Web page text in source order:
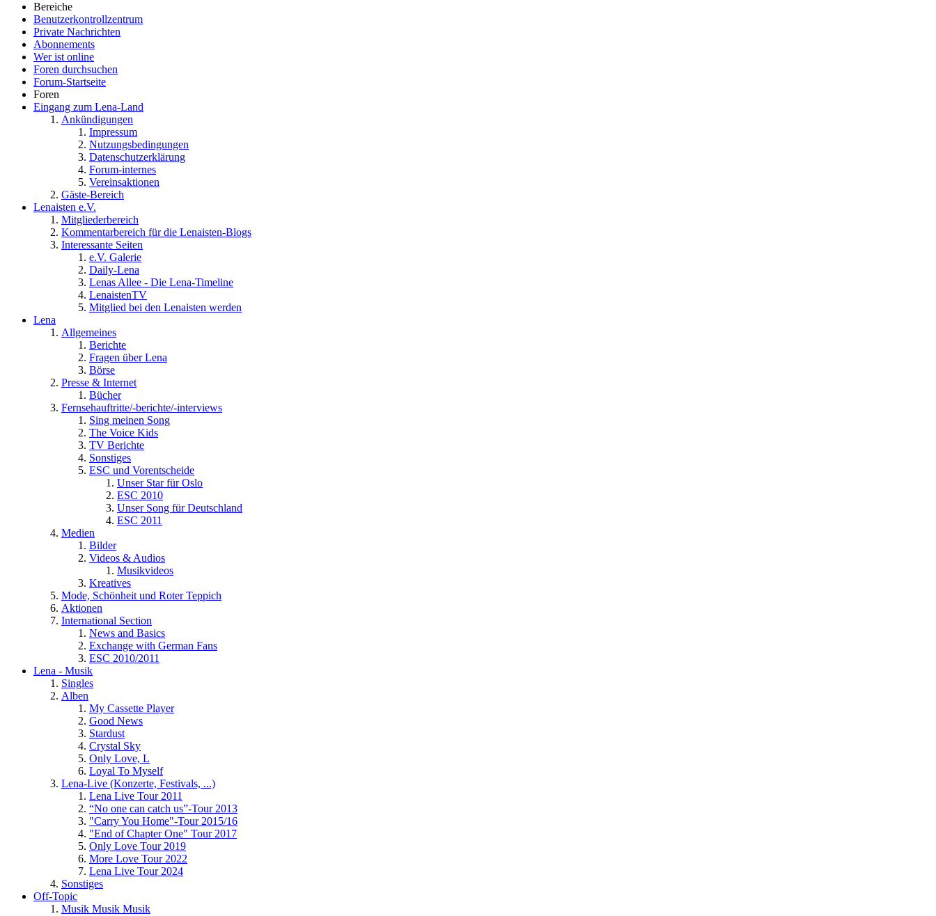
Bereiche
Benutzerkontrollzentrum
Private Nachrichten
Abonnements
Wer ist online
Foren durchsuchen
Forum-Startseite
Foren
Eingang zum Lena-Land
Ankündigungen
Impressum
Nutzungsbedingungen
Datenschutzerklärung
Forum-internes
Vereinsaktionen
Gäste-Bereich
Lenaisten e.V.
Mitgliederbereich
Kommentarbereich für die Lenaisten-Blogs
Interessante Seiten
e.V. Galerie
Daily-Lena
Lenas Allee - Die Lena-Timeline
LenaistenTV
Mitglied bei den Lenaisten werden
Lena
Allgemeines
Berichte
Fragen über Lena
Börse
Presse & Internet
Bücher
Fernsehauftritte/-berichte/-interviews
Sing meinen Song
The Voice Kids
TV Berichte
Sonstiges
ESC und Vorentscheide
Unser Star für Oslo
ESC 2010
Unser Song für Deutschland
ESC 2011
Medien
Bilder
Videos & Audios
Musikvideos
Kreatives
Mode, Schönheit und Roter Teppich
Aktionen
International Section
News and Basics
Exchange with German Fans
ESC 2010/2011
Lena - Musik
Singles
Alben
My Cassette Player
Good News
Stardust
Crystal Sky
Only Love, L
Loyal To Myself
Lena-Live (Konzerte, Festivals, ...)
Lena Live Tour 2011
“No one can catch us”-Tour 2013
"Carry You Home"-Tour 2015/16
"End of Chapter One" Tour 2017
Only Love Tour 2019
More Love Tour 2022
Lena Live Tour 2024
Sonstiges
Off-Topic
Musik Musik Musik